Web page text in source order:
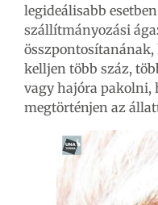
legideálisabb
szállítmányozási
összpontosítanának,
kelljen több száz,
vagy hajóra pakolni,
megtörténjen az